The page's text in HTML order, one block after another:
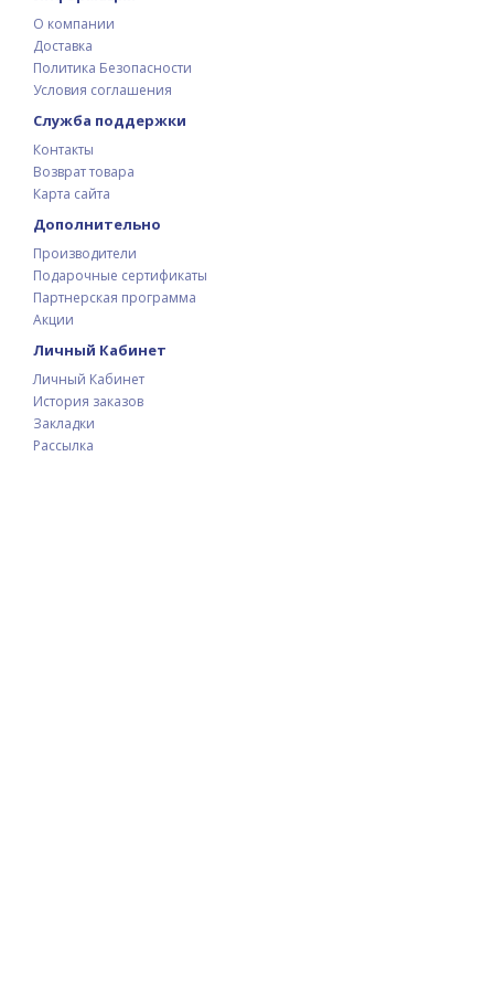
О компании
Доставка
Политика Безопасности
Условия соглашения
Служба поддержки
Контакты
Возврат товара
Карта сайта
Дополнительно
Производители
Подарочные сертификаты
Партнерская программа
Акции
Личный Кабинет
Личный Кабинет
История заказов
Закладки
Рассылка